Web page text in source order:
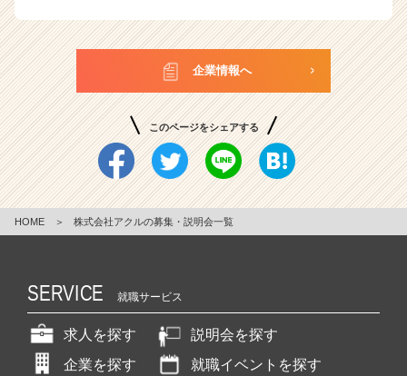
（C
r
a
e
r）
企業情報へ
このページをシェアする
HOME ＞ 株式会社アクルの募集・説明会一覧
SERVICE 就職サービス
求人を探す
説明会を探す
企業を探す
就職イベントを探す